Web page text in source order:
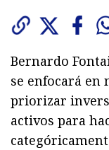
Bernardo
se enfocará
priorizar
activos para